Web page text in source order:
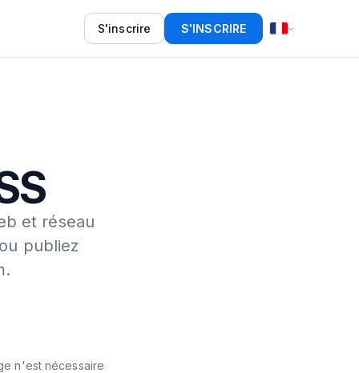
S'inscrire S'INSCRIRE
et réseau
publiez
n'est nécessaire